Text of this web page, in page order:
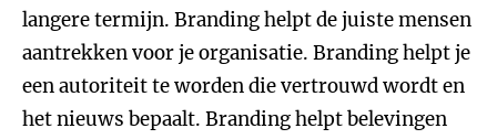
langere termijn. Branding helpt de juiste mensen
aantrekken voor je organisatie. Branding helpt je
een autoriteit te worden die vertrouwd wordt en
het nieuws bepaalt. Branding helpt belevingen